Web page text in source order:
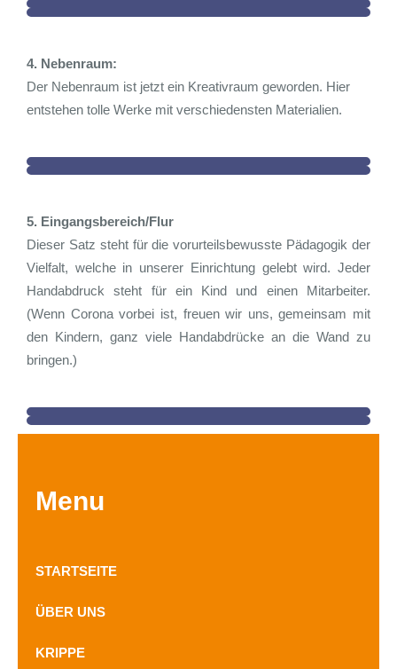
4. Nebenraum:
Der Nebenraum ist jetzt ein Kreativraum geworden. Hier
entstehen tolle Werke mit verschiedensten Materialien.
5. Eingangsbereich/Flur
Dieser Satz steht für die vorurteilsbewusste Pädagogik der
Vielfalt, welche in unserer Einrichtung gelebt wird. Jeder
Handabdruck steht für ein Kind und einen Mitarbeiter.
(Wenn Corona vorbei ist, freuen wir uns, gemeinsam mit
den Kindern, ganz viele Handabdrücke an die Wand zu
bringen.)
Menu
STARTSEITE
ÜBER UNS
KRIPPE